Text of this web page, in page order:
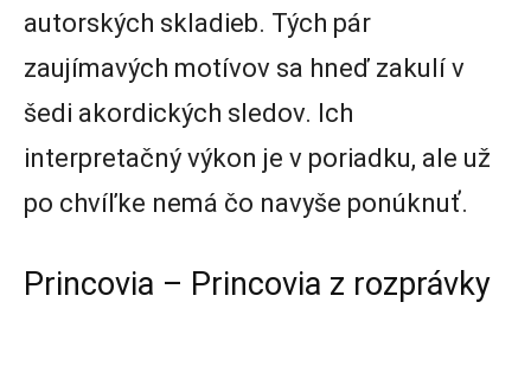
autorských skladieb. Tých pár
zaujímavých motívov sa hneď zakulí v
šedi akordických sledov. Ich
interpretačný výkon je v poriadku, ale už
po chvíľke nemá čo navyše ponúknuť.
Princovia – Princovia z rozprávky